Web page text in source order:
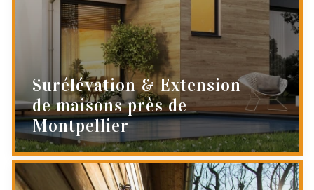
Surélévation & Extension
de maisons près de
Montpellier